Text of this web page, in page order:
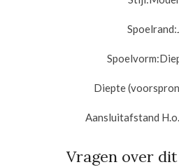
Spoelrand:
Spoelvorm:
Diepte
Aansluitafstand
Vragen over